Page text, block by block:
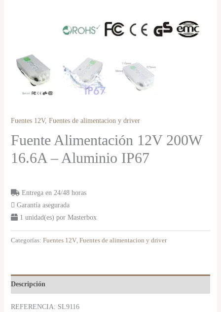
Fuentes 12V, Fuentes de alimentacion y driver
Fuente Alimentación 12V 200W
16.6A – Aluminio IP67
Entrega en 24/48 horas
Garantía asegurada
1 unidad(es) por Masterbox
Categorías: Fuentes 12V, Fuentes de alimentacion y driver
Descripción
REFERENCIA: SL9116